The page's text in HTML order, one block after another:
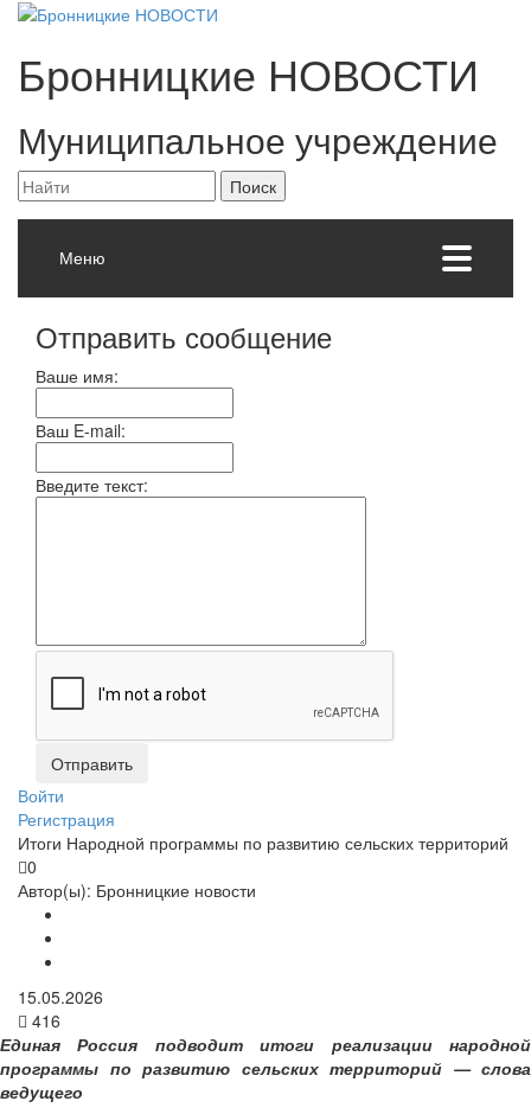
Бронницкие НОВОСТИ
Муниципальное учреждение
Меню
Отправить сообщение
Ваше имя:
Ваш E-mail:
Введите текст:
Войти
Регистрация
Итоги Народной программы по развитию сельских территорий
0
Автор(ы): Бронницкие новости
15.05.2026
416
Единая Россия подводит итоги реализации народной
программы по развитию сельских территорий — слова
ведущего